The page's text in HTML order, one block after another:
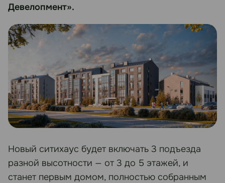
Девелопмент».
Новый ситихаус будет включать 3 подъезда
разной высотности — от 3 до 5 этажей, и
станет первым домом, полностью собранным